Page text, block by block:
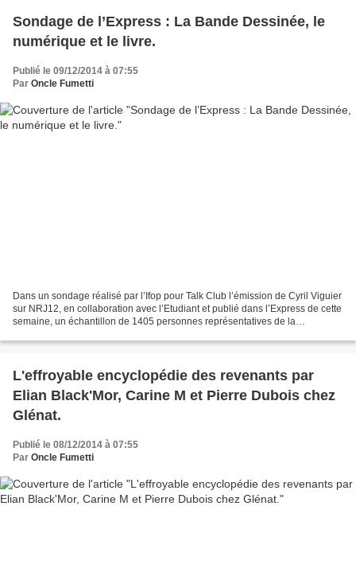
Sondage de l’Express : La Bande Dessinée, le
numérique et le livre.
Publié le 09/12/2014 à 07:55
Par Oncle Fumetti
Dans un sondage réalisé par l’Ifop pour Talk Club l’émission de Cyril Viguier
sur NRJ12, en collaboration avec l’Etudiant et publié dans l’Express de cette
semaine, un échantillon de 1405 personnes représentatives de la
L'effroyable encyclopédie des revenants par
Elian Black'Mor, Carine M et Pierre Dubois chez
Glénat.
Publié le 08/12/2014 à 07:55
Par Oncle Fumetti